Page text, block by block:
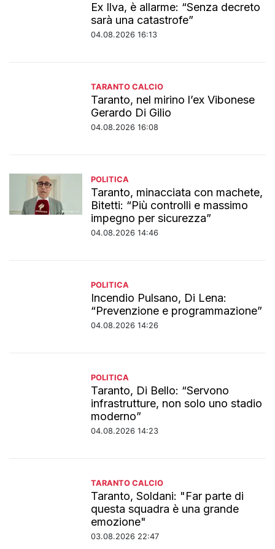
Ex Ilva, è allarme: “Senza decreto
sarà una catastrofe”
04.08.2026 16:13
TARANTO CALCIO
Taranto, nel mirino l’ex Vibonese
Gerardo Di Gilio
04.08.2026 16:08
POLITICA
Taranto, minacciata con machete,
Bitetti: “Più controlli e massimo
impegno per sicurezza”
04.08.2026 14:46
POLITICA
Incendio Pulsano, Di Lena:
“Prevenzione e programmazione”
04.08.2026 14:26
POLITICA
Taranto, Di Bello: “Servono
infrastrutture, non solo uno stadio
moderno”
04.08.2026 14:23
TARANTO CALCIO
Taranto, Soldani: "Far parte di
questa squadra è una grande
emozione"
03.08.2026 22:47